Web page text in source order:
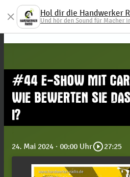
#44 E-SHOW MIT
WIE BEWERTEN SIE
I?
24. Mai 2024 · 00:00 Uhrplay_circle_outline27:25
close Hol dir die Handwerker
Und hör den Sound für Macher